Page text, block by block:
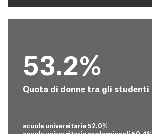
53.2%
Quota di donne tra gli studenti
scuole universitarie 52.0%